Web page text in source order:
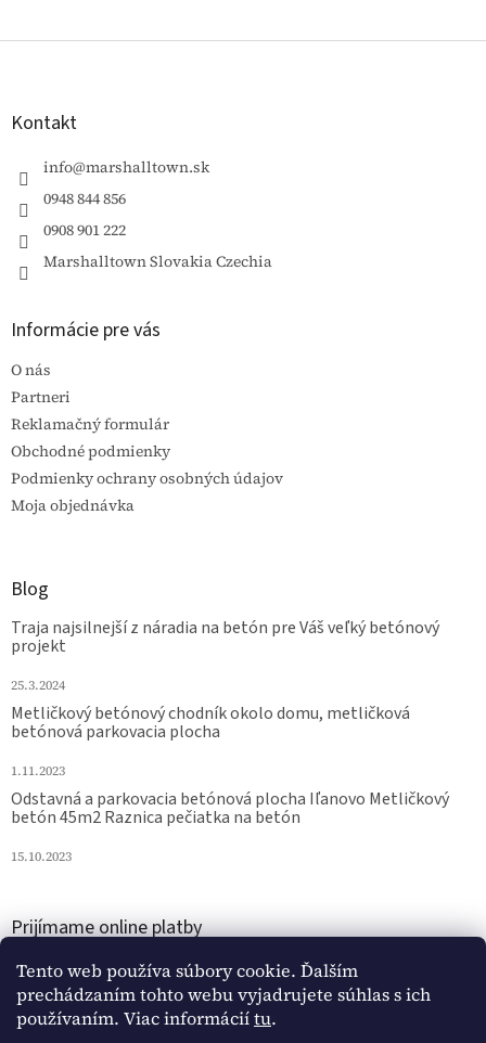
Tento web používa súbory cookie. Ďalším
prechádzaním tohto webu vyjadrujete súhlas s ich
používaním. Viac informáciítu.
Z
Kontakt
info@marshalltown.sk
0948 844 856
0908 901 222
Marshalltown Slovakia Czechia
Informácie pre vás
O nás
Partneri
Reklamačný formulár
Obchodné podmienky
Podmienky ochrany osobných údajov
Moja objednávka
Blog
Traja najsilnejší z náradia na betón pre Váš veľký betónový
projekt
25.3.2024
Metličkový betónový chodník okolo domu, metličková
betónová parkovacia plocha
1.11.2023
Odstavná a parkovacia betónová plocha Iľanovo Metličkový
betón 45m2 Raznica pečiatka na betón
15.10.2023
Prijímame online platby